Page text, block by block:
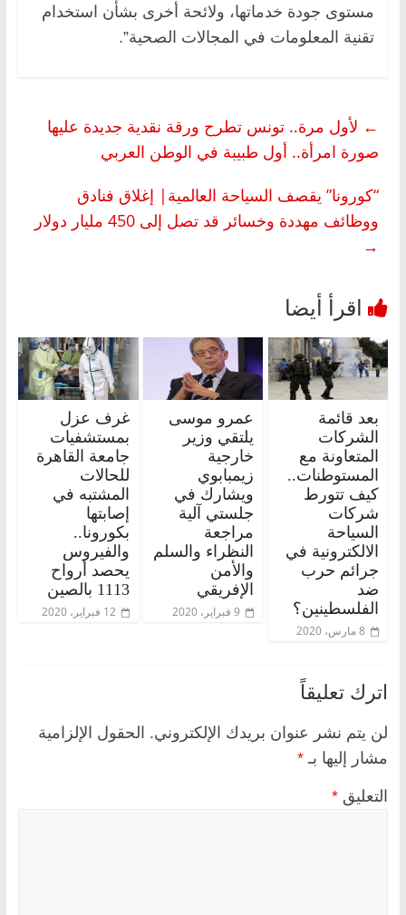
مستوى جودة خدماتها، ولائحة أخرى بشأن استخدام
تقنية المعلومات في المجالات الصحية”.
← لأول مرة.. تونس تطرح ورقة نقدية جديدة عليها
صورة امرأة.. أول طبيبة في الوطن العربي
“كورونا” يقصف السياحة العالمية| إغلاق فنادق
ووظائف مهددة وخسائر قد تصل إلى 450 مليار دولار
→
بعد قائمة
الشركات
المتعاونة مع
المستوطنات..
كيف تتورط
شركات
السياحة
الالكترونية في
جرائم حرب
ضد
الفلسطينين؟
8 مارس، 2020
عمرو موسى
يلتقي وزير
خارجية
زيمبابوي
ويشارك في
جلستي آلية
مراجعة
النظراء والسلم
والأمن
الإفريقي
9 فبراير، 2020
غرف عزل
بمستشفيات
جامعة القاهرة
للحالات
المشتبه في
إصابتها
بكورونا..
والفيروس
يحصد أرواح
1113 بالصين
12 فبراير، 2020
اترك تعليقاً
لن يتم نشر عنوان بريدك الإلكتروني. الحقول الإلزامية
مشار إليها بـ *
التعليق *